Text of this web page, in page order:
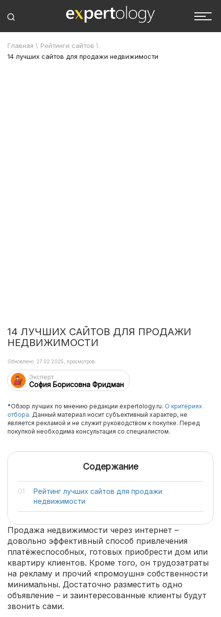
Главная \ Рейтинги сайтов \
14 лучших сайтов для продажи недвижимости
14 ЛУЧШИХ САЙТОВ ДЛЯ ПРОДАЖИ
НЕДВИЖИМОСТИ
Эксперт
София Борисовна Фридман
Обновлено: 27.02.2025, просмотров:
*Обзор лучших по мнению редакции expertology.ru. О критериях
отбора. Данный материал носит субъективный характер, не
является рекламой и не служит руководством к покупке. Перед
покупкой необходима консультация со специалистом.
Содержание
Рейтинг лучших сайтов для продажи
недвижимости
Продажа недвижимости через интернет –
довольно эффективный способ привлечения
платёжеспособных, готовых приобрести дом или
квартиру клиентов. Кроме того, он трудозатраты
на рекламу и прочий «промоушн» собственности
минимальны. Достаточно разместить одно
объявление – и заинтересованные клиенты будут
звонить сами.